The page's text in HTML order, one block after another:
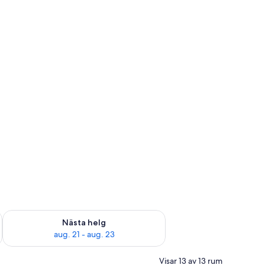
aug. 14 - aug. 16
Nästa helg
aug. 21 - aug. 23
Kontrollera tillgängligheten för nästa helg aug. 21 - aug. 23
Visar 13 av 13 rum